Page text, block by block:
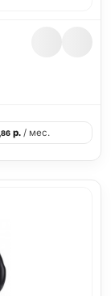
р. / мес.